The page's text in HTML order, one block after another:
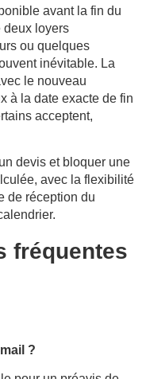
avant la fin du
deux loyers
ou quelques
inévitable. La
le nouveau
à la date exacte de fin
acceptent,
devis et bloquer une
avec la flexibilité
de réception du
fréquentes
?